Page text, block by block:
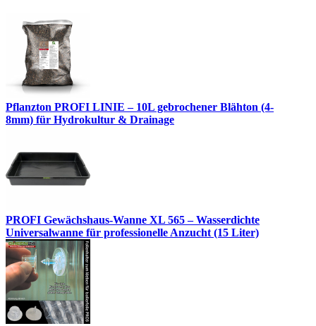
Pflanzton PROFI LINIE – 10L gebrochener Blähton (4-
8mm) für Hydrokultur & Drainage
PROFI Gewächshaus-Wanne XL 565 – Wasserdichte
Universalwanne für professionelle Anzucht (15 Liter)